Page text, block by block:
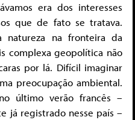
era dos interesses
que de fato se tratava.
natureza na fronteira da
complexa geopolítica não
por lá. Difícil imaginar
preocupação ambiental.
último verão francês –
já registrado nesse país –